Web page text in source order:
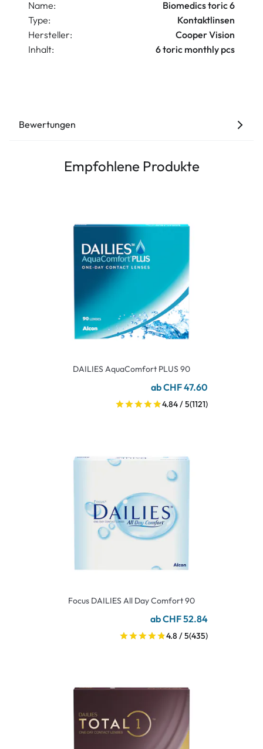
Name:
Biomedics toric 6
Type:
Kontaktlinsen
Hersteller:
Cooper Vision
Inhalt:
6 toric monthly pcs
Bewertungen
Empfohlene Produkte
DAILIES AquaComfort PLUS 90
ab CHF 47.60
4.84 / 5(1121)
Focus DAILIES All Day Comfort 90
ab CHF 52.84
4.8 / 5(435)